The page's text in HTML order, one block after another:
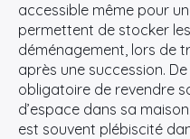
accessible même pour
permettent de stocker
déménagement, lors de
après une succession.
obligatoire de revendre
d’espace dans sa maison.
est souvent plébiscité